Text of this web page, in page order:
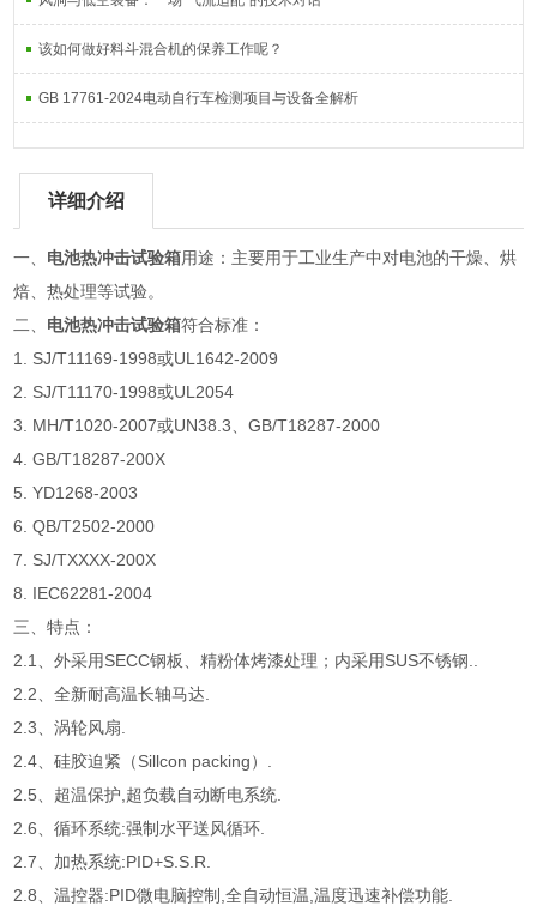
该如何做好料斗混合机的保养工作呢？
GB 17761-2024电动自行车检测项目与设备全解析
详细介绍
一、 电池热冲击试验箱用途：主要用于工业生产中对电池的干燥、烘
焙、热处理等试验。
二、 电池热冲击试验箱符合标准：
1. SJ/T11169-1998或UL1642-2009
2. SJ/T11170-1998或UL2054
3. MH/T1020-2007或UN38.3、GB/T18287-2000
4. GB/T18287-200X
5. YD1268-2003
6. QB/T2502-2000
7. SJ/TXXXX-200X
8. IEC62281-2004
三、特点：
2.1、外采用SECC钢板、精粉体烤漆处理；内采用SUS不锈钢..
2.2、全新耐高温长轴马达.
2.3、涡轮风扇.
2.4、硅胶迫紧（Sillcon packing）.
2.5、超温保护,超负载自动断电系统.
2.6、循环系统:强制水平送风循环.
2.7、加热系统:PID+S.S.R.
2.8、温控器:PID微电脑控制,全自动恒温,温度迅速补偿功能.